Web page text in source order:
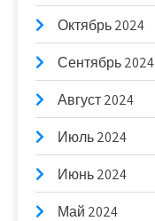
Октябрь 2024
Сентябрь 2024
Август 2024
Июль 2024
Июнь 2024
Май 2024